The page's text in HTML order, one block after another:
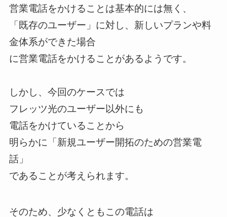
営業電話をかけることは基本的には無く、
「既存のユーザー」に対し、新しいプランや料
金体系ができた場合
に営業電話をかけることがあるようです。
しかし、今回のケースでは
フレッツ光のユーザー以外にも
電話をかけていることから
明らかに「新規ユーザー開拓のための営業電
話」
であることが考えられます。
そのため、少なくともこの電話は